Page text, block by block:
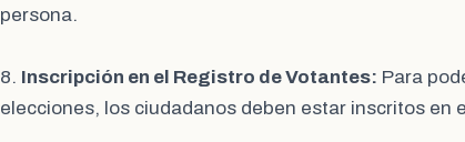
persona.
8. Inscripción en el Registro de Votantes: Para
elecciones, los ciudadanos deben estar inscritos en